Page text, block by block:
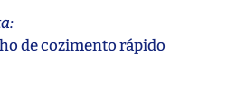
de cozimento rápido